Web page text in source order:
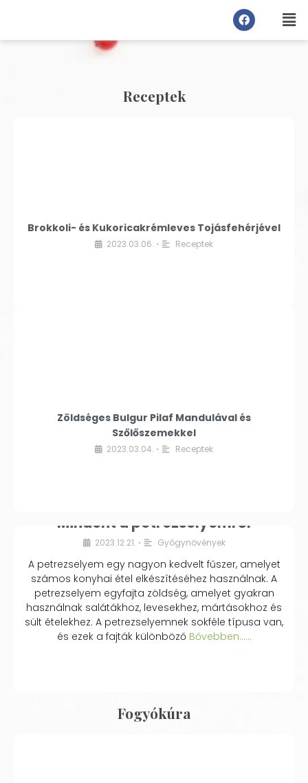
Receptek
Brokkoli- és Kukoricakrémleves Tojásfehérjével
2023.03.06. • Receptek
Zöldséges Bulgur Pilaf Mandulával és
Szőlőszemekkel
2023.03.04. • Receptek
Mindent a petrezselyemről
2023.12.21. • Gyógynövények
A petrezselyem egy nagyon kedvelt fűszer, amelyet
számos konyhai étel elkészítéséhez használnak. A
petrezselyem egyfajta zöldség, amelyet gyakran
használnak salátákhoz, levesekhez, mártásokhoz és
sült ételekhez. A petrezselyemnek sokféle típusa van,
és ezek a fajták különbözőBővebben...…
Fogyókúra